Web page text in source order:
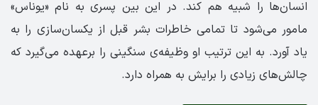
انسان‌ها را شبیه هم کند. در این بین پسری به نام «یوناس»
مامور می‌شود تا تمامی خاطرات بشر قبل از یکسان‌سازی را به
یاد آورد. به این ترتیب او وظیفه‌ی سنگینی را برعهده می‌گیرد که
چالش‌های زیادی را برایش به همراه دارد.